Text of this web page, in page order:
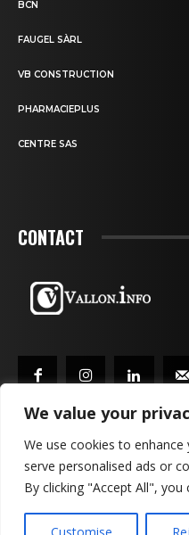
We value your
We use cookies to
serve personalised ads or
By clicking "Accept All",
BCN
FAUGEL SÀRL
VB CONSTRUCTION
PHARMACIEPLUS
CENTRE SAS
CONTACT
MENTIONS LÉGALES &
CONTACTEZ-NOUS!